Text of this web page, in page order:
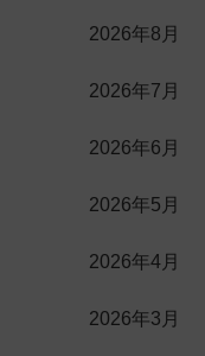
2026年8月
2026年7月
2026年6月
2026年5月
2026年4月
2026年3月